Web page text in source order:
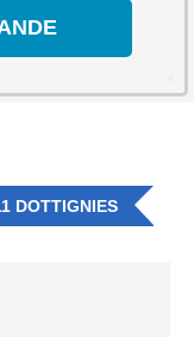
DOTTIGNIES